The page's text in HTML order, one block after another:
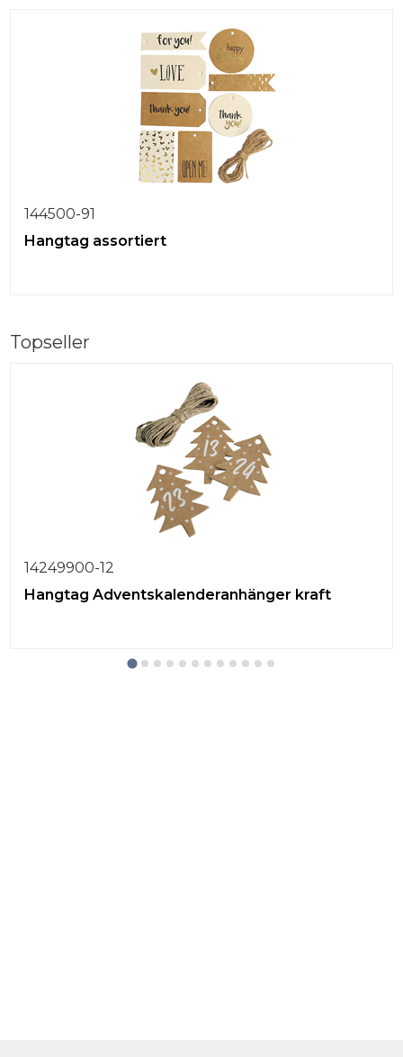
144500-91
Hangtag assortiert
Topseller
14249900-12
Hangtag Adventskalenderanhänger kraft